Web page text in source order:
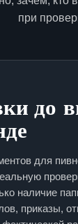
при
до
для
наличие
приказы,